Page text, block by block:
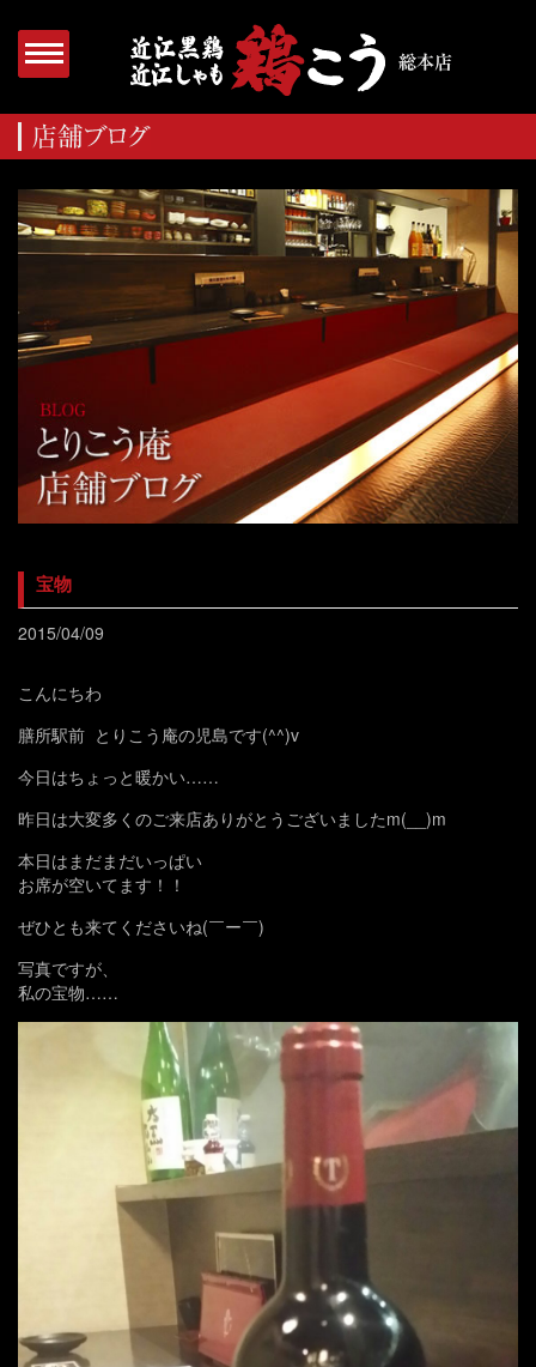
宝物
2015/04/09
こんにちわ
膳所駅前 とりこう庵の児島です(^^)v
今日はちょっと暖かい……
昨日は大変多くのご来店ありがとうございましたm(__)m
本日はまだまだいっぱい
お席が空いてます！！
ぜひとも来てくださいね(￣ー￣)
写真ですが、
私の宝物……